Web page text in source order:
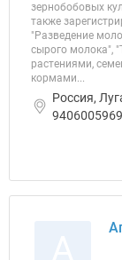
зернобобовых
также
"Разведение
сырого молока",
растениями,
кормами...
Россия,
9406005969